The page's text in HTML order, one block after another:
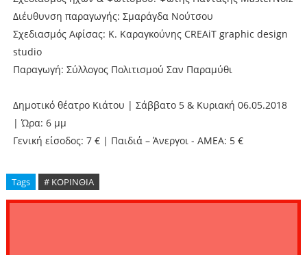
Διέυθυνση παραγωγής: Σμαράγδα Νούτσου
Σχεδιασμός Αφίσας: Κ. Καραγκούνης CREAiT graphic design
studio
Παραγωγή: Σύλλογος Πολιτισμού Σαν Παραμύθι
Δημοτικό θέατρο Κιάτου | Σάββατο 5 & Κυριακή 06.05.2018
| Ώρα: 6 μμ
Γενική είσοδος: 7 € | Παιδιά – Άνεργοι - ΑΜΕΑ: 5 €
Tags # ΚΟΡΙΝΘΙΑ